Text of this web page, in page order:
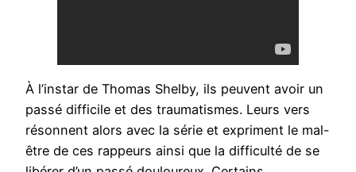
À l’instar de Thomas Shelby, ils peuvent avoir un
passé difficile et des traumatismes. Leurs vers
résonnent alors avec la série et expriment le mal-
être de ces rappeurs ainsi que la difficulté de se